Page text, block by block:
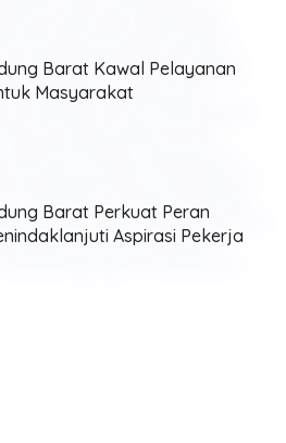
Barat Kawal Pelayanan
Masyarakat
Barat Perkuat Peran
Aspirasi Pekerja